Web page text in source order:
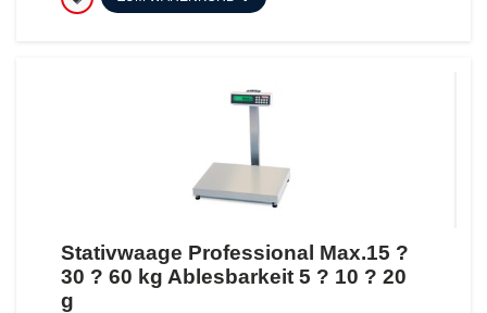
Stativwaage Professional Max.15 ?
30 ? 60 kg Ablesbarkeit 5 ? 10 ? 20
g